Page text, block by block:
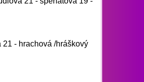
21 - hrachová /hráškový